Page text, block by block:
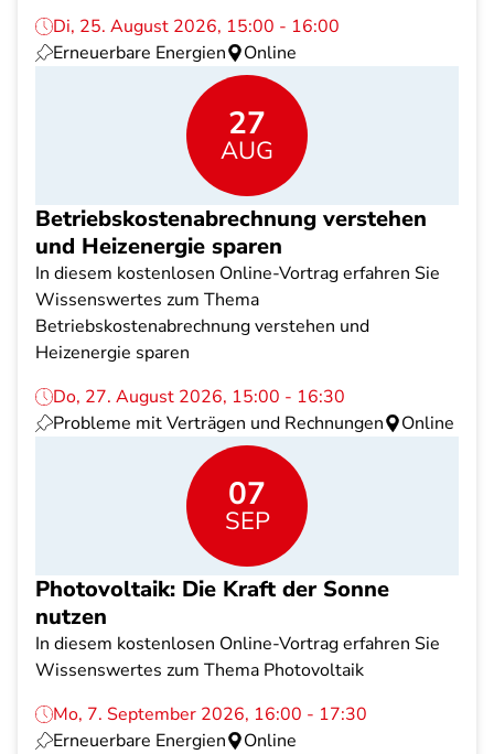
Di, 25. August 2026, 15:00 - 16:00
Erneuerbare Energien
Online
27
AUG
Betriebskostenabrechnung verstehen
und Heizenergie sparen
In diesem kostenlosen Online-Vortrag erfahren Sie
Wissenswertes zum Thema
Betriebskostenabrechnung verstehen und
Heizenergie sparen
Do, 27. August 2026, 15:00 - 16:30
Probleme mit Verträgen und Rechnungen
Online
07
SEP
Photovoltaik: Die Kraft der Sonne
nutzen
In diesem kostenlosen Online-Vortrag erfahren Sie
Wissenswertes zum Thema Photovoltaik
Mo, 7. September 2026, 16:00 - 17:30
Erneuerbare Energien
Online